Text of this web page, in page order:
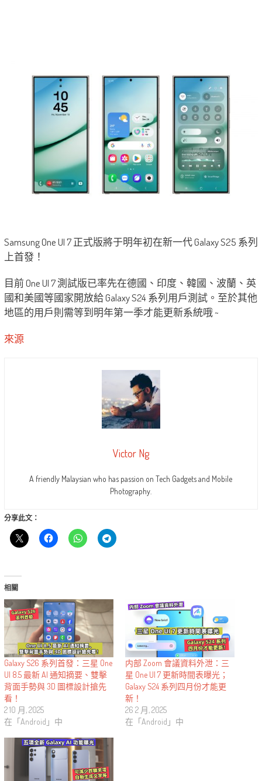
Samsung One UI 7 正式版將于明年初在新一代 Galaxy S25 系列
上首發！
目前 One UI 7 測試版已率先在德國、印度、韓國、波蘭、英
國和美國等國家開放給 Galaxy S24 系列用戶測試。至於其他
地區的用戶則需等到明年第一季才能更新系統哦 ~
來源
Victor Ng
A friendly Malaysian who has passion on Tech Gadgets and Mobile
Photography.
分享此文：
相關
Galaxy S26 系列首發：三星 One
UI 8.5 最新 AI 通知摘要、雙擊
背面手勢與 3D 圖標設計搶先
看！
2 10 月, 2025
在「Android」中
内部 Zoom 會議資料外泄：三
星 One UI 7 更新時間表曝光；
Galaxy S24 系列四月份才能更
新！
26 2 月, 2025
在「Android」中